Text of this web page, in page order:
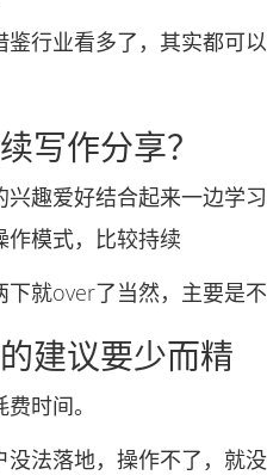
业看多了，其实都可
写作分享？
爱好结合起来一边学
作模式，比较持续
就over了当然，主要是不
建议要少而精
时间。
落地，操作不了，就没